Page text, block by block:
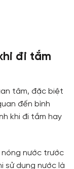
đi tắm
tâm, đặc biệt
đến bình
khi đi tắm hay
nóng nước trước
sử dụng nước là